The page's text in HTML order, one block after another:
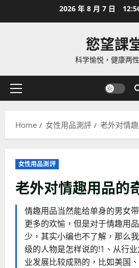
2026 年 8 月 7 日
慾望課
科学愉悦，健康两
Primary
Home 女性用品測評 老外对情
女性用品測評
老外对情趣用品的
情趣用品当然能给单身的男女
更多的欢愉，但是对于情趣用
少，其实小编也不了解，那么
级的人物是怎样说的!1、从行
业发展比较成熟的，比如美国